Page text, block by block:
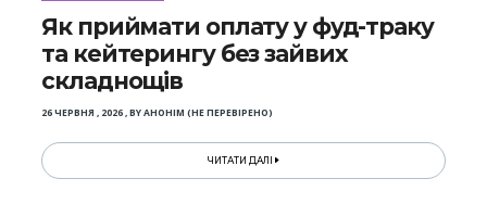
Як приймати оплату у фуд-траку
та кейтерингу без зайвих
складнощів
26 ЧЕРВНЯ , 2026,BYАНОНІМ (НЕ ПЕРЕВІРЕНО)
ЧИТАТИ ДАЛІ